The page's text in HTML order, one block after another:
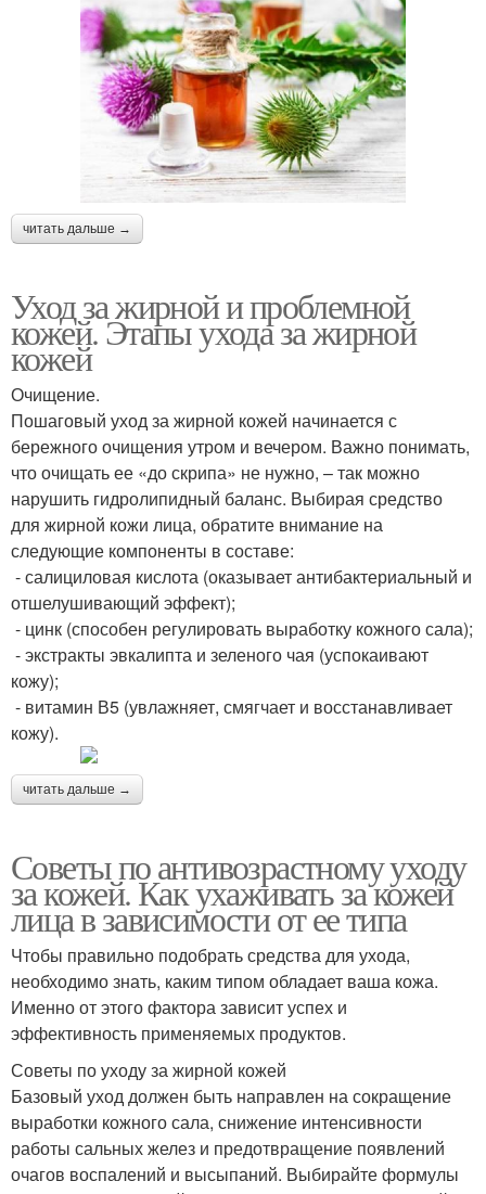
читать дальше →
Уход за жирной и проблемной
кожей. Этапы ухода за жирной
кожей
Очищение.
Пошаговый уход за жирной кожей начинается с
бережного очищения утром и вечером. Важно понимать,
что очищать ее «до скрипа» не нужно, – так можно
нарушить гидролипидный баланс. Выбирая средство
для жирной кожи лица, обратите внимание на
следующие компоненты в составе:
- салициловая кислота (оказывает антибактериальный и
отшелушивающий эффект);
- цинк (способен регулировать выработку кожного сала);
- экстракты эвкалипта и зеленого чая (успокаивают
кожу);
- витамин В5 (увлажняет, смягчает и восстанавливает
кожу).
читать дальше →
Советы по антивозрастному уходу
за кожей. Как ухаживать за кожей
лица в зависимости от ее типа
Чтобы правильно подобрать средства для ухода,
необходимо знать, каким типом обладает ваша кожа.
Именно от этого фактора зависит успех и
эффективность применяемых продуктов.
Советы по уходу за жирной кожей
Базовый уход должен быть направлен на сокращение
выработки кожного сала, снижение интенсивности
работы сальных желез и предотвращение появлений
очагов воспалений и высыпаний. Выбирайте формулы